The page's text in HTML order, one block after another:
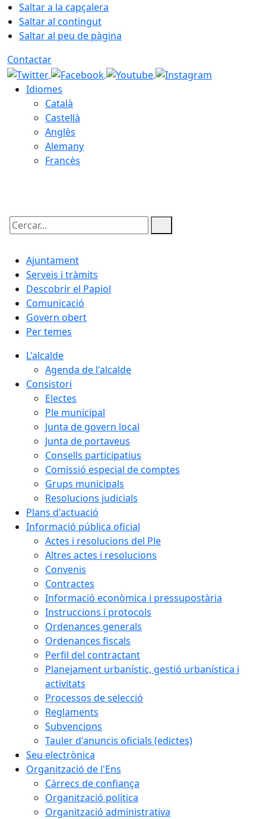
Saltar a la capçalera
Saltar al contingut
Saltar al peu de pàgina
Contactar
Idiomes
Català
Castellà
Anglès
Alemany
Francès
Cercar:
Ajuntament
Serveis i tràmits
Descobrir el Papiol
Comunicació
Govern obert
Per temes
L'alcalde
Agenda de l'alcalde
Consistori
Electes
Ple municipal
Junta de govern local
Junta de portaveus
Consells participatius
Comissió especial de comptes
Grups municipals
Resolucions judicials
Plans d'actuació
Informació pública oficial
Actes i resolucions del Ple
Altres actes i resolucions
Convenis
Contractes
Informació econòmica i pressupostària
Instruccions i protocols
Ordenances generals
Ordenances fiscals
Perfil del contractant
Planejament urbanístic, gestió urbanística i
activitats
Processos de selecció
Reglaments
Subvencions
Tauler d'anuncis oficials (edictes)
Seu electrònica
Organització de l'Ens
Càrrecs de confiança
Organització política
Organització administrativa